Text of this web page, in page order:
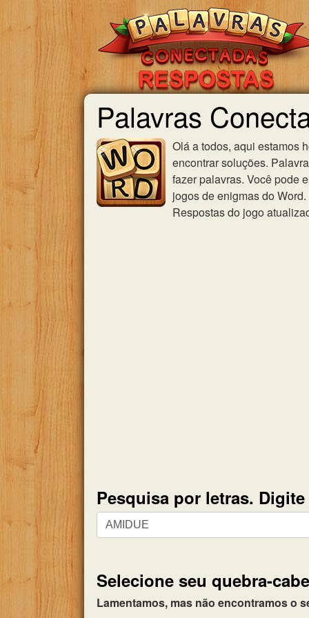
Palavras
Olá a todos, aqui estamos
encontrar soluções.
fazer palavras. Você pode
jogos de enigmas do
Respostas do jogo
Pesquisa por letras.
Pesquisa
por
todas
as
Selecione seu quebra-
Lamentamos, mas não encontramos o